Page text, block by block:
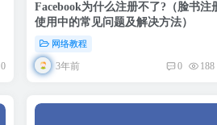
0
Facebook为什么注册不了?（脸书注
使用中的常见问题及解决方法）
网络教程
3年前 0 188